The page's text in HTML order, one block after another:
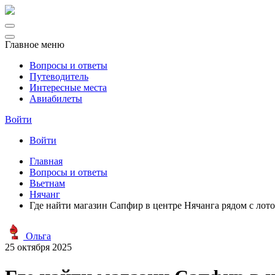
Главное меню
Вопросы и ответы
Путеводитель
Интересные места
Авиабилеты
Войти
Войти
Главная
Вопросы и ответы
Вьетнам
Нячанг
Где найти магазин Сапфир в центре Нячанга рядом с
Ольга
25 октября 2025